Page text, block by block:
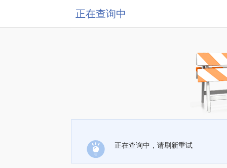
正在查询中
正在查询中，请刷新重试